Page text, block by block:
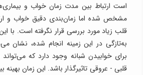
است ارتباط بین مدت زمان خواب و
مشخص شده اما زمان‌بندی دقیق خواب و
قلب زیاد مورد بررسی قرار نگرفته است. با
به‌تازگی در این زمینه انجام شده، نشان
برای خوابیدن شبانه وجود دارد که